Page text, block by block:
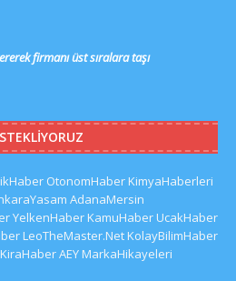
firmanı üst sıralara taşı
OtonomHaberKimyaHaberleri
AdanaMersin
YelkenHaberKamuHaberUcakHaber
LeoTheMaster.NetKolayBilimHaber
KiraHaberAEYMarkaHikayeleri